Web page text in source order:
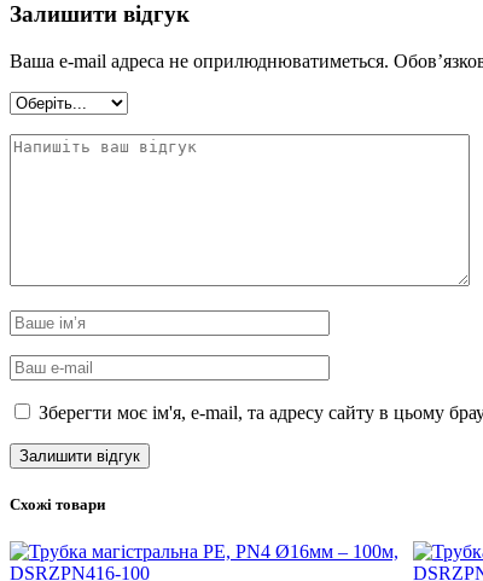
Залишити відгук
Ваша e-mail адреса не оприлюднюватиметься.
Зберегти моє ім'я, e-mail, та адресу сайту в цьому
Схожі товари